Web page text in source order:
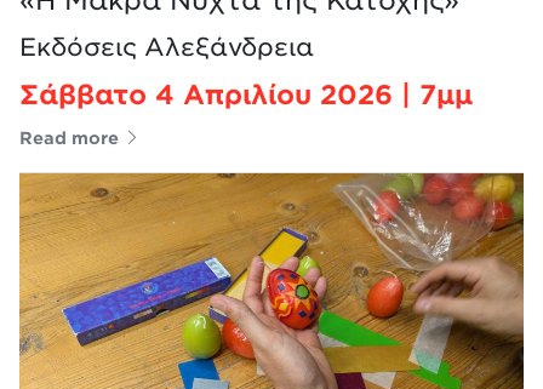
Σάββατο 4 Απριλίου 2026 | 7μμ
Εκδόσεις Αλεξάνδρεια
Read more